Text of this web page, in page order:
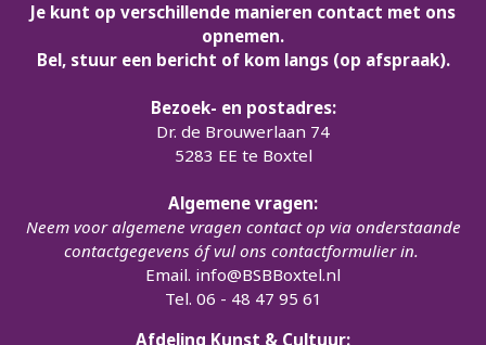
Je kunt op verschillende manieren contact met ons
opnemen.
Bel, stuur een bericht of kom langs (op afspraak).
Bezoek- en postadres:
Dr. de Brouwerlaan 74
5283 EE te Boxtel
Algemene vragen:
Neem voor algemene vragen contact op via onderstaande
contactgegevens óf vul ons contactformulier in.
Email. info@BSBBoxtel.nl
Tel. 06 - 48 47 95 61
Afdeling Kunst & Cultuur: